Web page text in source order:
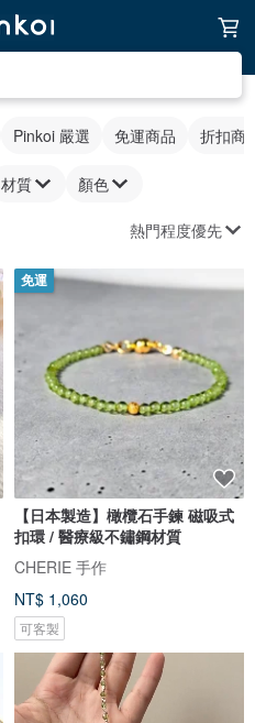
Pinkoi 嚴選 免運商品 折扣商
材質 顏色
熱門程度優先
免運
【日本製造】橄欖石手鍊 磁吸式
扣環 / 醫療級不鏽鋼材質
CHERIE 手作
NT$ 1,060
可客製